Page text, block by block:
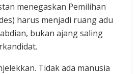
menegaskan Pemilihan
harus menjadi ruang adu
bukan ajang saling
Tidak ada manusia